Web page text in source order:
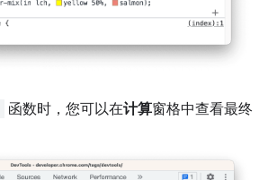
函数时，您可以在计算窗格中查看最终